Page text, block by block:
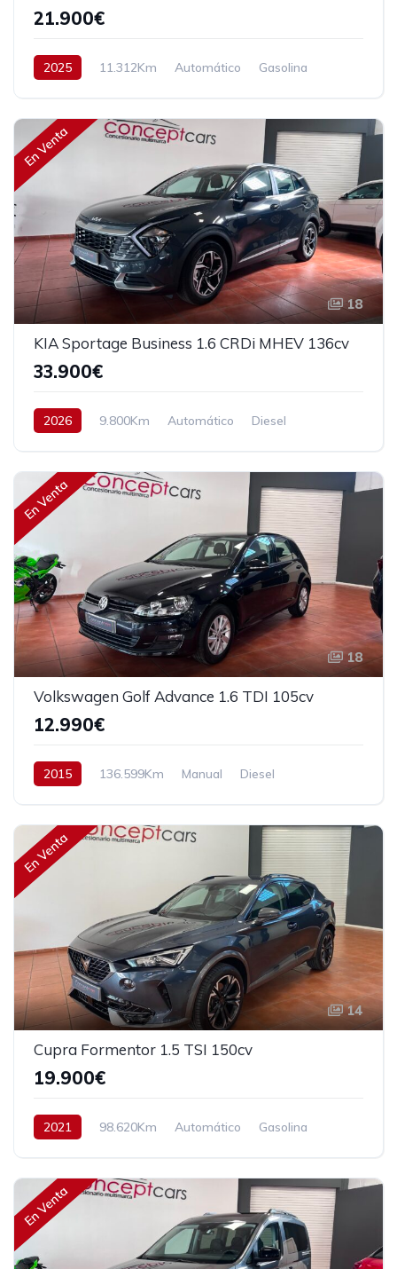
21.900€
2025 11.312Km Automático
Gasolina
En Venta
18
KIA Sportage Business 1.6 CRDi MHEV 136cv
33.900€
2026 9.800Km Automático
Diesel
En Venta
18
Volkswagen Golf Advance 1.6 TDI 105cv
12.990€
2015 136.599Km Manual
Diesel
En Venta
14
Cupra Formentor 1.5 TSI 150cv
19.900€
2021 98.620Km Automático
Gasolina
En Venta